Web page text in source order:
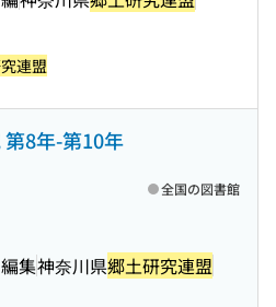
連盟
8年-第10年
編集神奈川県郷土研究連盟
全国の図書館